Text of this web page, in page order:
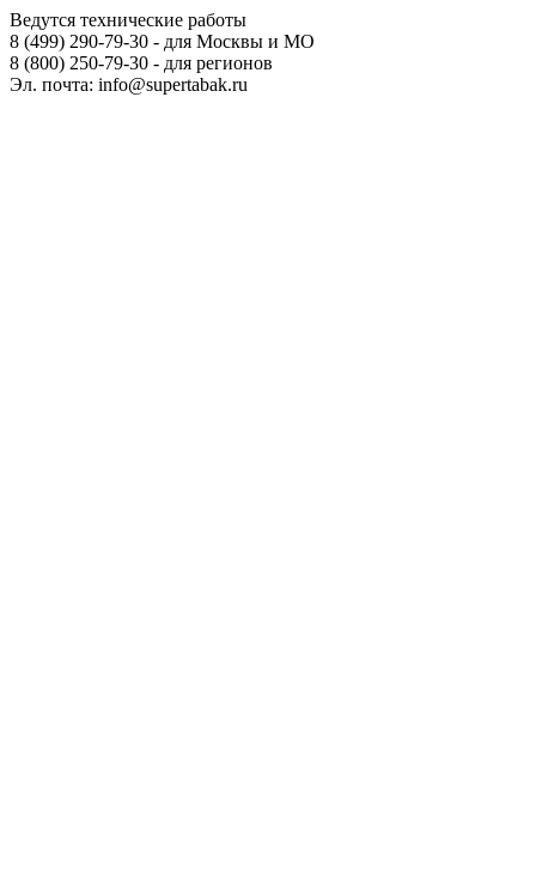
Ведутся технические работы
8 (499) 290-79-30 - для Москвы и МО
8 (800) 250-79-30 - для регионов
Эл. почта: info@supertabak.ru